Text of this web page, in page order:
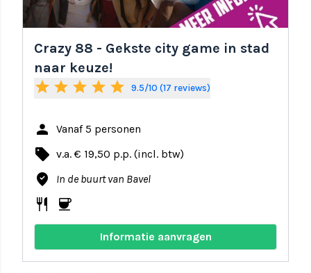
Crazy 88 - Gekste city game in stad
naar keuze!
star star star star star 9.5/10 (17 reviews)
person Vanaf 5 personen
local_offer v.a. € 19,50 p.p. (incl. btw)
where_to_vote In de buurt van Bavel
restaurant coffee
Informatie aanvragen